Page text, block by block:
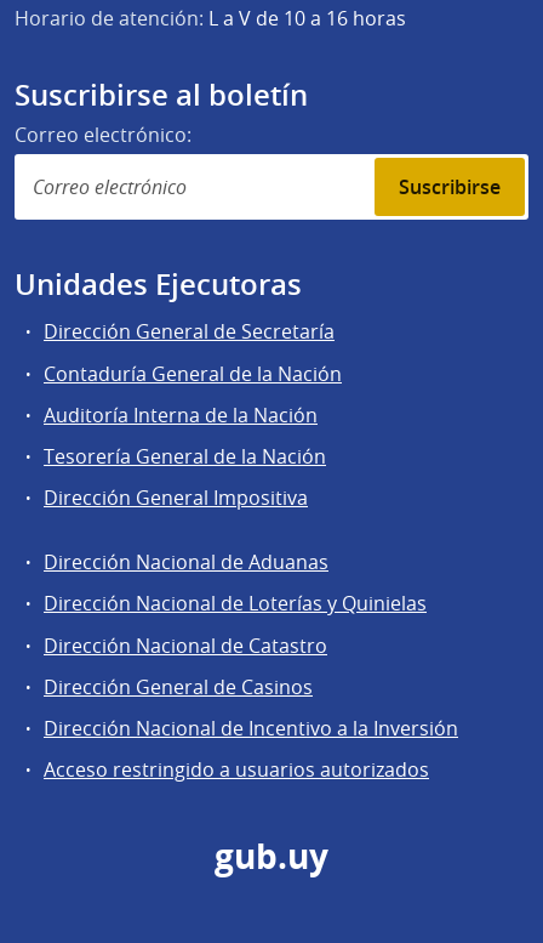
Horario de atención: L a V de 10 a 16 horas
Suscribirse al boletín
Correo electrónico:
Suscribirse
Unidades Ejecutoras
Dirección General de Secretaría
Contaduría General de la Nación
Auditoría Interna de la Nación
Tesorería General de la Nación
Dirección General Impositiva
Áreas
de
la
Dirección
General
de
Secretaría
Dirección Nacional de Aduanas
Dirección Nacional de Loterías y Quinielas
Dirección Nacional de Catastro
Dirección General de Casinos
Dirección Nacional de Incentivo a la Inversión
Acceso restringido a usuarios autorizados
gub.uy